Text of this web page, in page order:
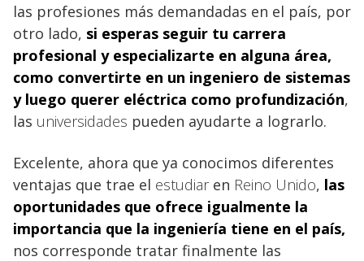
las profesiones más demandadas en el país, por
otro lado, si esperas seguir tu carrera
profesional y especializarte en alguna área,
como convertirte en un ingeniero de sistemas
y luego querer eléctrica como profundización,
las universidades pueden ayudarte a lograrlo.
Excelente, ahora que ya conocimos diferentes
ventajas que trae el estudiar en Reino Unido, las
oportunidades que ofrece igualmente la
importancia que la ingeniería tiene en el país,
nos corresponde tratar finalmente las